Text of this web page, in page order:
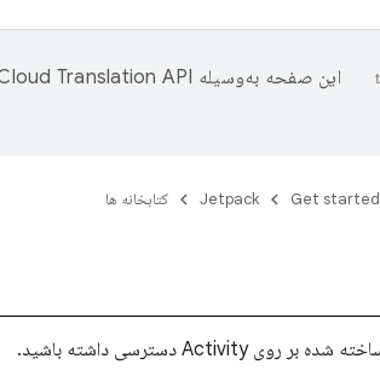
این صفحه به‌وسیله
Get started
Jetpack کتابخانه ها